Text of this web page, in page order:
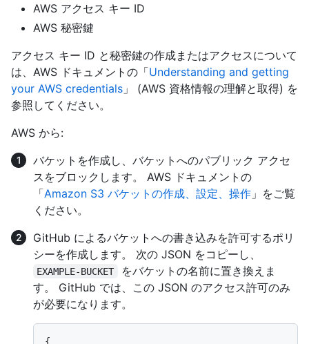
AWS アクセス キー ID
AWS 秘密鍵
アクセス キー ID と秘密鍵の作成またはアクセスについて
は、AWS ドキュメントの「Understanding and getting
your AWS credentials 」 (AWS 資格情報の理解と取得) を
参照してください。
AWS から:
バケットを作成し、バケットへのパブリック アクセ
スをブロックします。 AWS ドキュメントの
「Amazon S3 バケットの作成、設定、操作 」をご覧
ください。
GitHub によるバケットへの書き込みを許可するポリ
シーを作成します。 次の JSON をコピーし、
EXAMPLE-BUCKET
をバケットの名前に置き換えま
す。 GitHub では、この JSON のアクセス許可のみ
が必要になります。
{